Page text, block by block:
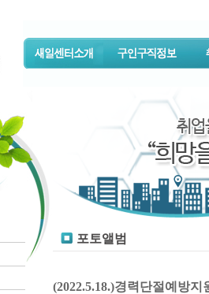
포토앨범
(2022.5.18.)경력단절예방